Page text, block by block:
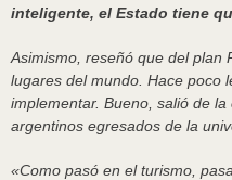
inteligente, el Estado tiene
Asimismo, reseñó que del plan
lugares del mundo. Hace poco
implementar. Bueno, salió de
argentinos egresados de la
«Como pasó en el turismo,